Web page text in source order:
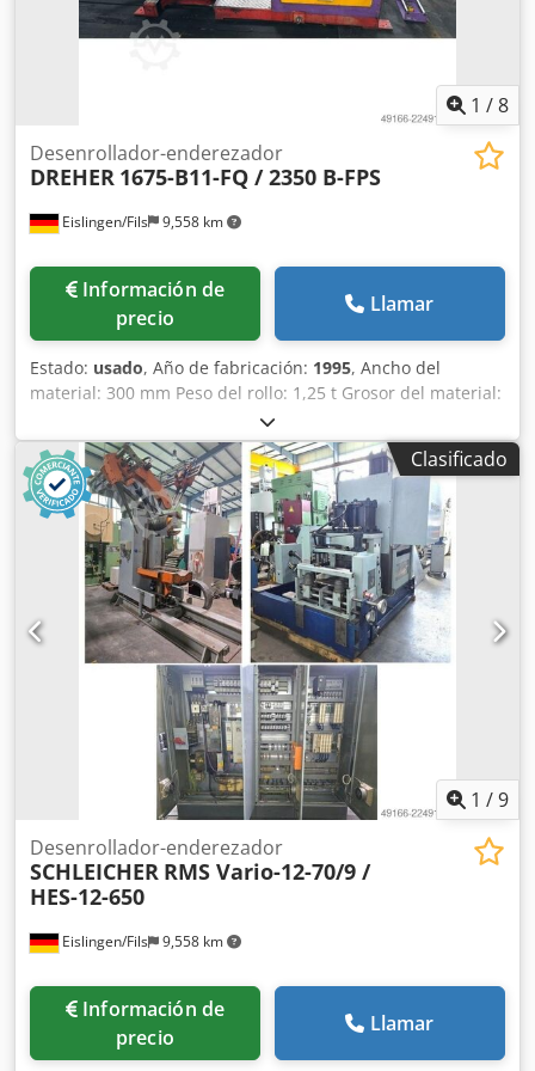
1 /8
Eislingen/Fils 9,558 km
Desenrollador-enderezador
DREHER 1675-B11-FQ / 2350 B-FPS
Información de
precio
Llamar
Estado: usado, Año de fabricación: 1995, Ancho del
material: 300 mm Peso del rollo: 1,25 t Grosor del material:
0,4 - 3,5 mm Diámetro interior del rollo: 320 - 420 mm
Diámetro exterior del rollo: 1300 mm Sección transversal
del material: 750 mm² Número de rodillos rectores: 11
Diámetro de los rodillos rectores: 60 mm Número de
rodillos de alimentación: 4 Diámetro de los rodillos: 60 mm
Velocidad: 5 - 30 m/min Chedpfxozrpu Sj Ah Aja Potencia
del motor: 5,0 kW Peso: 1,4 t Espacio requerido (ancho x
largo x alto): 3,3 x 1,85 x 1,7 m Máquina rectificadora (Tipo
1675-B11-FQ) con accionamiento de regulación continua,
rodillos rectores accionados, ajuste manual individual del
soporte de los rodillos, ajuste central del ancho de la
banda, cesta de rodillos de salida Devanador simple (Tipo
2350 B-FPS) no accionado, con freno neumático de
seguimiento, expansión central hidráulica, dispositivo de
presión neumático Control de la formación de bucles
mediante sensor
Clasificado
1 /9
Eislingen/Fils 9,558 km
Desenrollador-enderezador
SCHLEICHER RMS Vario-12-70/9 /
HES-12-650
Información de
precio
Llamar